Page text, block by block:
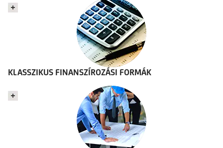
KLASSZIKUS FINANSZÍROZÁSI FORMÁK